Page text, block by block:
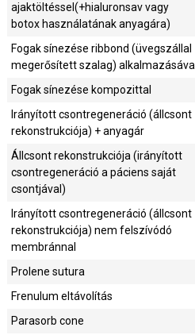
ajaktöltéssel(+hialuronsav vagy
botox használatának anyagára)
Fogak sínezése ribbond (üvegszállal
megerősített szalag) alkalmazásával
Fogak sínezése kompozittal
Irányított csontregeneráció (állcsont
rekonstrukciója) + anyagár
Állcsont rekonstrukciója (irányított
csontregeneráció a páciens saját
csontjával)
Irányított csontregeneráció (állcsont
rekonstrukciója) nem felszívódó
membránnal
Prolene sutura
Frenulum eltávolítás
Parasorb cone